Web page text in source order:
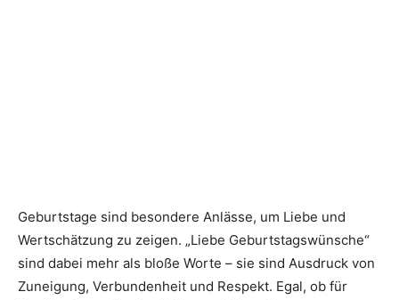
Geburtstage sind besondere Anlässe, um Liebe und
Wertschätzung zu zeigen. „Liebe Geburtstagswünsche“
sind dabei mehr als bloße Worte – sie sind Ausdruck von
Zuneigung, Verbundenheit und Respekt. Egal, ob für